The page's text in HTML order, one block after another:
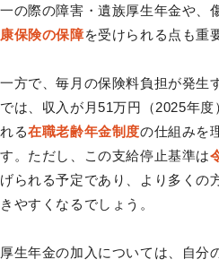
一の際の障害・遺族厚生年金や、
康保険の保障を受けられる点も重
一方で、毎月の保険料負担が発生
では、収入が月51万円（2025年
れる在職老齢年金制度の仕組みを
す。ただし、この支給停止基準は
げられる予定であり、より多くの
きやすくなるでしょう。
厚生年金の加入については、自分